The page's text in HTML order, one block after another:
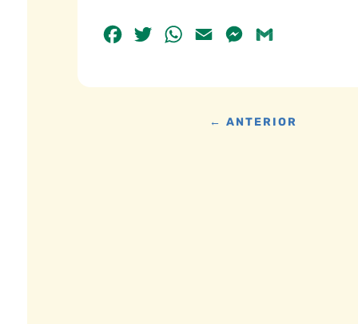
Facebook
TwitterWhatsApp
Email Messenger
←ANTERIOR